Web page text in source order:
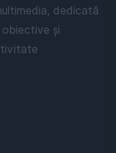
dedicată
și